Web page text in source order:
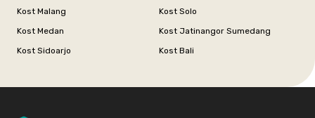
Kost Malang
Kost Solo
Kost Medan
Kost Jatinangor Sumedang
Kost Sidoarjo
Kost Bali